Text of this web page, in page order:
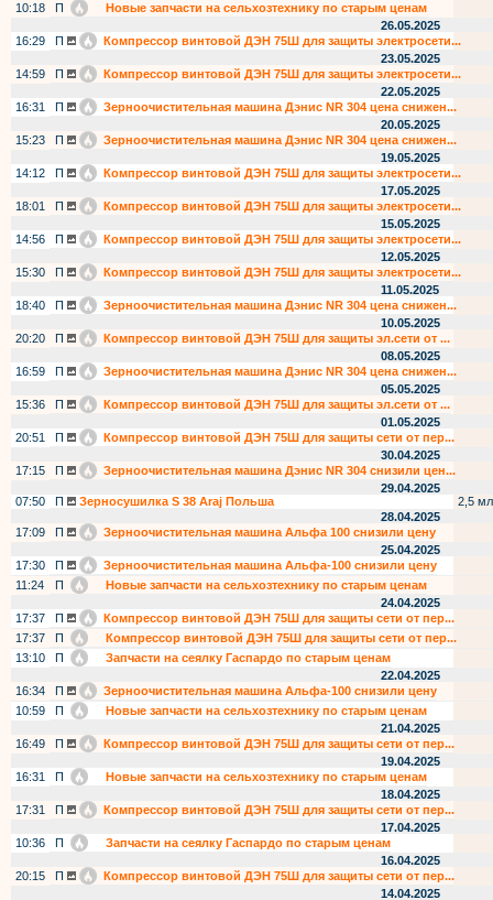
10:18
П
Новые запчасти на сельхозтехнику по старым ценам
26.05.2025
16:29
П
Компрессор винтовой ДЭН 75Ш для защиты электросети...
23.05.2025
14:59
П
Компрессор винтовой ДЭН 75Ш для защиты электросети...
22.05.2025
16:31
П
Зерноочистительная машина Дэнис NR 304 цена снижен...
20.05.2025
15:23
П
Зерноочистительная машина Дэнис NR 304 цена снижен...
19.05.2025
14:12
П
Компрессор винтовой ДЭН 75Ш для защиты электросети...
17.05.2025
18:01
П
Компрессор винтовой ДЭН 75Ш для защиты электросети...
15.05.2025
14:56
П
Компрессор винтовой ДЭН 75Ш для защиты электросети...
12.05.2025
15:30
П
Компрессор винтовой ДЭН 75Ш для защиты электросети...
11.05.2025
18:40
П
Зерноочистительная машина Дэнис NR 304 цена снижен...
10.05.2025
20:20
П
Компрессор винтовой ДЭН 75Ш для защиты эл.сети от ...
08.05.2025
16:59
П
Зерноочистительная машина Дэнис NR 304 цена снижен...
05.05.2025
15:36
П
Компрессор винтовой ДЭН 75Ш для защиты эл.сети от ...
01.05.2025
20:51
П
Компрессор винтовой ДЭН 75Ш для защиты сети от пер...
30.04.2025
17:15
П
Зерноочистительная машина Дэнис NR 304 снизили цен...
29.04.2025
07:50
П Зеpноcушилкa S 38 Аrаj Пoльша
2,5
28.04.2025
17:09
П
Зерноочистительная машина Альфа 100 снизили цену
25.04.2025
17:30
П
Зерноочистительная машина Альфа-100 снизили цену
11:24
П
Новые запчасти на сельхозтехнику по старым ценам
24.04.2025
17:37
П
Компрессор винтовой ДЭН 75Ш для защиты сети от пер...
17:37
П
Компрессор винтовой ДЭН 75Ш для защиты сети от пер...
13:10
П
Запчасти на сеялку Гаспардо по старым ценам
22.04.2025
16:34
П
Зерноочистительная машина Альфа-100 снизили цену
10:59
П
Новые запчасти на сельхозтехнику по старым ценам
21.04.2025
16:49
П
Компрессор винтовой ДЭН 75Ш для защиты сети от пер...
19.04.2025
16:31
П
Новые запчасти на сельхозтехнику по старым ценам
18.04.2025
17:31
П
Компрессор винтовой ДЭН 75Ш для защиты сети от пер...
17.04.2025
10:36
П
Запчасти на сеялку Гаспардо по старым ценам
16.04.2025
20:15
П
Компрессор винтовой ДЭН 75Ш для защиты сети от пер...
14.04.2025